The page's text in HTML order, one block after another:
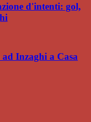
d'intenti: gol,
Inzaghi a Casa